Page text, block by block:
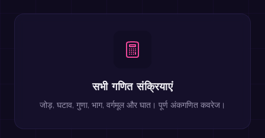
सभी गणित संक्रियाएं
जोड़, घटाव, गुणा, भाग, वर्गमूल और घात। पूर्ण अंकगणित कवरेज।